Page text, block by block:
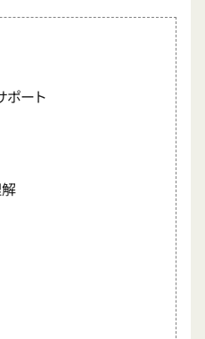
ポート